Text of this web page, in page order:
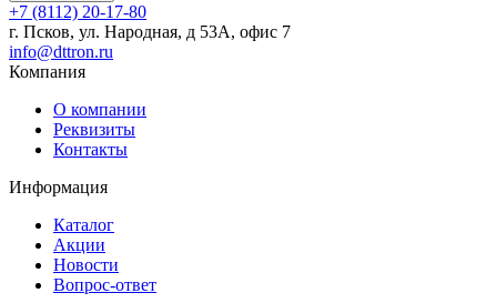
+7 (8112) 20-17-80
г. Псков, ул. Народная, д 53А, офис 7
info@dttron.ru
Компания
О компании
Реквизиты
Контакты
Информация
Каталог
Акции
Новости
Вопрос-ответ